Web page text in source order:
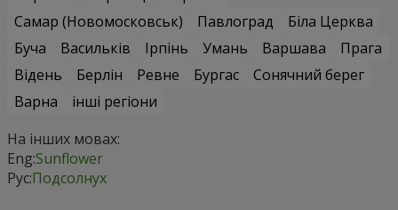
Самар (Новомосковськ)
Павлоград
Біла Церква
Буча
Васильків Ірпінь Умань Варшава
Прага
Відень
Берлін Ревне Бургас
Сонячний берег
Варна
інші регіони
На інших мовах:
Eng:Sunflower
Рус:Подсолнух